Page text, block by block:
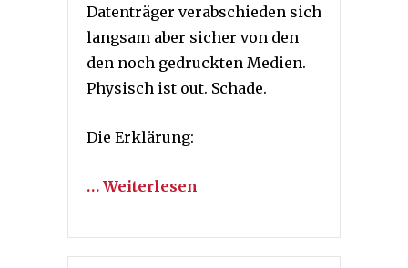
Datenträger verabschieden sich
langsam aber sicher von den
den noch gedruckten Medien.
Physisch ist out. Schade.
Die Erklärung:
… Weiterlesen